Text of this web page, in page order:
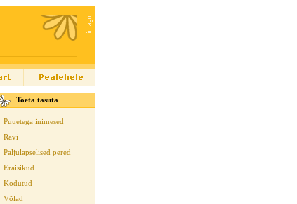
Toeta tasuta
Puuetega inimesed
Ravi
Paljulapselised pered
Eraisikud
Kodutud
Võlad